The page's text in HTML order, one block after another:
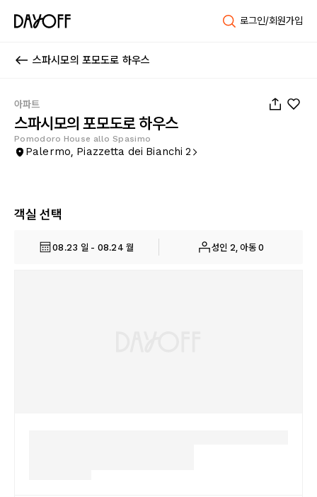
로그인/회원가입
스파시모의 포모도로 하우스
아파트
스파시모의 포모도로 하우스
Pomodoro House allo Spasimo
Palermo, Piazzetta dei Bianchi 2
객실 선택
08.23 일 - 08.24 월 성인 2, 아동 0